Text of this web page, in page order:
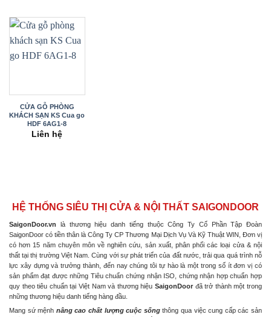
CỬA GỖ PHÒNG
KHÁCH SẠN KS Cua go
HDF 6AG1-8
Liên hệ
HỆ THỐNG SIÊU THỊ CỬA & NỘI THẤT SAIGONDOOR
SaigonDoor.vn là thương hiệu danh tiếng thuộc Công Ty Cổ Phần Tập Đoàn
SaigonDoor có tiền thân là Công Ty CP Thương Mại Dịch Vụ Và Kỹ Thuật WIN, Đơn vị
có hơn 15 năm chuyên môn về nghiên cứu, sản xuất, phân phối các loại cửa & nội
thất tại thị trường Việt Nam. Cùng với sự phát triển của đất nước, trải qua quá trình nỗ
lực xây dựng và trưởng thành, đến nay chúng tôi tự hào là một trong số ít đơn vị có
sản phẩm đạt được những Tiêu chuẩn chứng nhận ISO, chứng nhận hợp chuẩn hợp
quy theo tiêu chuẩn tại Việt Nam và thương hiệu SaigonDoor đã trở thành một trong
những thương hiệu danh tiếng hàng đầu.
Mang sứ mệnh nâng cao chất lượng cuộc sốngthông qua việc cung cấp các sản